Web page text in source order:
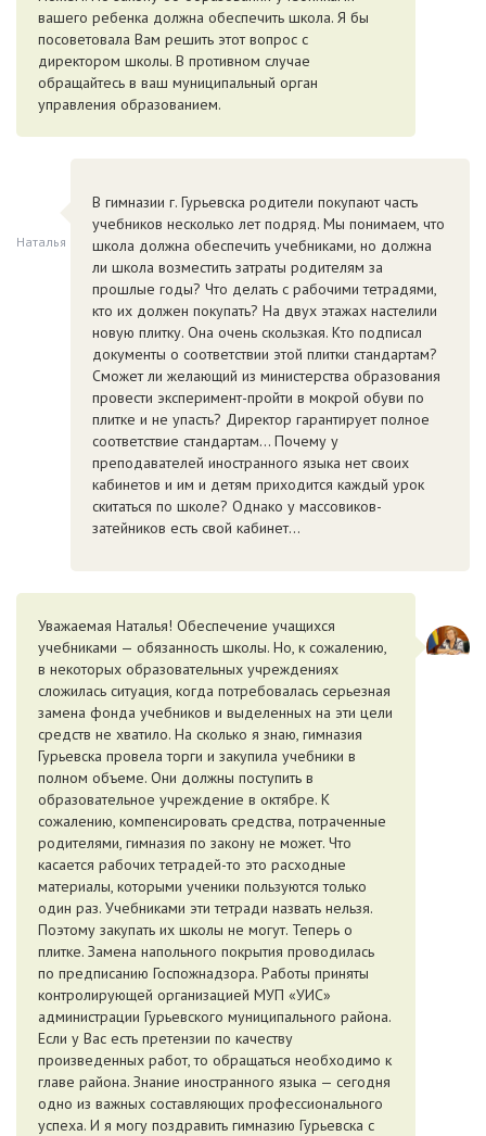
вашего ребенка должна обеспечить школа. Я бы
посоветовала Вам решить этот вопрос с
директором школы. В противном случае
обращайтесь в ваш муниципальный орган
управления образованием.
Наталья
В гимназии г. Гурьевска родители покупают часть
учебников несколько лет подряд. Мы понимаем, что
школа должна обеспечить учебниками, но должна
ли школа возместить затраты родителям за
прошлые годы? Что делать с рабочими тетрадями,
кто их должен покупать? На двух этажах настелили
новую плитку. Она очень скользкая. Кто подписал
документы о соответствии этой плитки стандартам?
Сможет ли желающий из министерства образования
провести эксперимент-пройти в мокрой обуви по
плитке и не упасть? Директор гарантирует полное
соответствие стандартам... Почему у
преподавателей иностранного языка нет своих
кабинетов и им и детям приходится каждый урок
скитаться по школе? Однако у массовиков-
затейников есть свой кабинет...
Уважаемая Наталья! Обеспечение учащихся
учебниками — обязанность школы. Но, к сожалению,
в некоторых образовательных учреждениях
сложилась ситуация, когда потребовалась серьезная
замена фонда учебников и выделенных на эти цели
средств не хватило. На сколько я знаю, гимназия
Гурьевска провела торги и закупила учебники в
полном объеме. Они должны поступить в
образовательное учреждение в октябре. К
сожалению, компенсировать средства, потраченные
родителями, гимназия по закону не может. Что
касается рабочих тетрадей-то это расходные
материалы, которыми ученики пользуются только
один раз. Учебниками эти тетради назвать нельзя.
Поэтому закупать их школы не могут. Теперь о
плитке. Замена напольного покрытия проводилась
по предписанию Госпожнадзора. Работы приняты
контролирующей организацией МУП «УИС»
администрации Гурьевского муниципального района.
Если у Вас есть претензии по качеству
произведенных работ, то обращаться необходимо к
главе района. Знание иностранного языка — сегодня
одно из важных составляющих профессионального
успеха. И я могу поздравить гимназию Гурьевска с